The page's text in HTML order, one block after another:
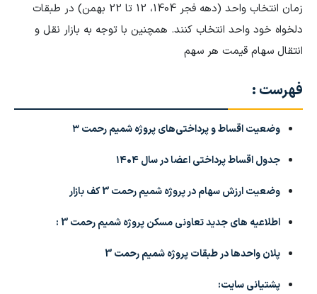
زمان انتخاب واحد (دهه فجر 1404، 12 تا 22 بهمن) در طبقات
دلخواه خود واحد انتخاب کنند. همچنین با توجه به بازار نقل و
انتقال سهام قیمت هر سهم
فهرست :
وضعیت اقساط و پرداختی‌های پروژه شمیم رحمت ۳
جدول اقساط پرداختی اعضا در سال ۱۴۰۴
وضعیت ارزش سهام در پروژه شمیم رحمت 3 کف بازار
اطلاعیه های جدید تعاونی مسکن پروژه شمیم رحمت 3 :
پلان واحدها در طبقات پروژه شمیم رحمت 3
پشتیانی سایت: